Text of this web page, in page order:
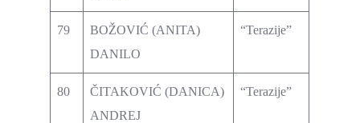
79
BOŽOVIĆ (ANITA)
DANILO
“Terazije”
80
ČITAKOVIĆ (DANICA)
ANDREJ
“Terazije”